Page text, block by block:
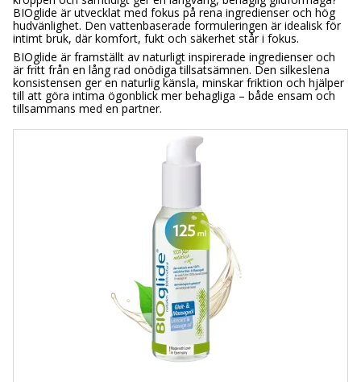
BIOglide är utvecklat med fokus på rena ingredienser och hög
hudvänlighet. Den vattenbaserade formuleringen är idealisk för
intimt bruk, där komfort, fukt och säkerhet står i fokus.
BIOglide är framställt av naturligt inspirerade ingredienser och
är fritt från en lång rad onödiga tillsatsämnen. Den silkeslena
konsistensen ger en naturlig känsla, minskar friktion och hjälper
till att göra intima ögonblick mer behagliga – både ensam och
tillsammans med en partner.